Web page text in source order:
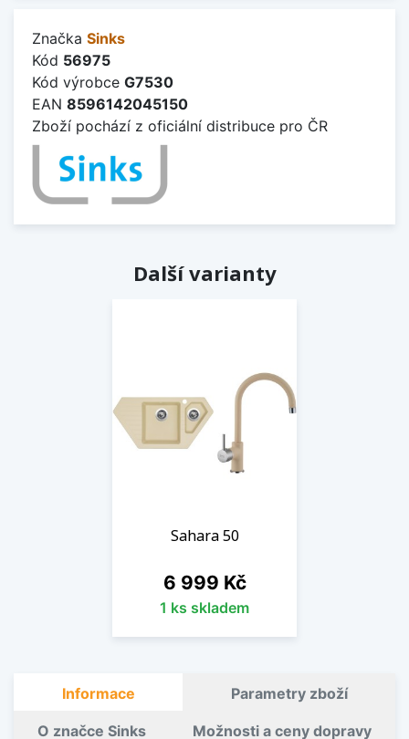
Značka Sinks
Kód 56975
Kód výrobce G7530
EAN 8596142045150
Zboží pochází z oficiální distribuce pro ČR
Další varianty
Sahara 50
Cena
6 999 Kč
1 ks skladem
Informace Parametry zboží
O značce Sinks Možnosti a ceny dopravy